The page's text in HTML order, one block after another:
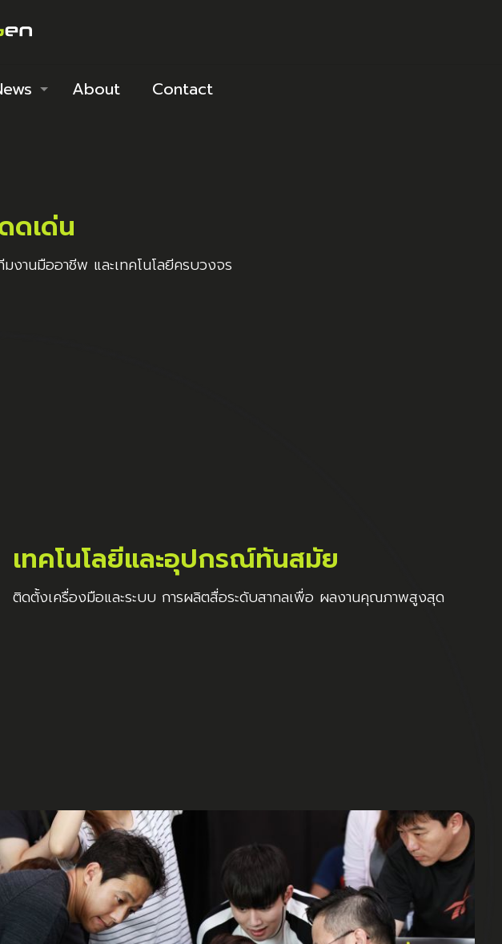
About Contact
ดเด่น
านมืออาชีพ และเทคโนโลยีครบวงจร
เทคโนโลยีและอุปกรณ์ทันสมัย
ติดตั้งเครื่องมือและระบบ การผลิตสื่อระดับสากลเพื่อ ผลงานคุณภาพสูงสุด